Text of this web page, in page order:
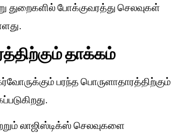
துறைகளில் போக்குவரத்து செலவுகள்
தாக்கம்
பரந்த பொருளாதாரத்திற்கும்
லாஜிஸ்டிக்ஸ் செலவுகளை